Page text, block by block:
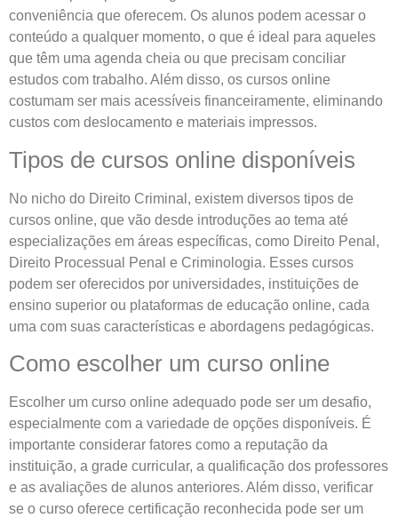
conveniência que oferecem. Os alunos podem acessar o
conteúdo a qualquer momento, o que é ideal para aqueles
que têm uma agenda cheia ou que precisam conciliar
estudos com trabalho. Além disso, os cursos online
costumam ser mais acessíveis financeiramente, eliminando
custos com deslocamento e materiais impressos.
Tipos de cursos online disponíveis
No nicho do Direito Criminal, existem diversos tipos de
cursos online, que vão desde introduções ao tema até
especializações em áreas específicas, como Direito Penal,
Direito Processual Penal e Criminologia. Esses cursos
podem ser oferecidos por universidades, instituições de
ensino superior ou plataformas de educação online, cada
uma com suas características e abordagens pedagógicas.
Como escolher um curso online
Escolher um curso online adequado pode ser um desafio,
especialmente com a variedade de opções disponíveis. É
importante considerar fatores como a reputação da
instituição, a grade curricular, a qualificação dos professores
e as avaliações de alunos anteriores. Além disso, verificar
se o curso oferece certificação reconhecida pode ser um